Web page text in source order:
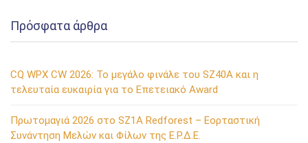
Πρόσφατα άρθρα
CQ WPX CW 2026: Το μεγάλο φινάλε του SZ40A και η
τελευταία ευκαιρία για το Επετειακό Award
Πρωτομαγιά 2026 στο SZ1A Redforest – Εορταστική
Συνάντηση Μελών και Φίλων της Ε.Ρ.Δ.Ε.